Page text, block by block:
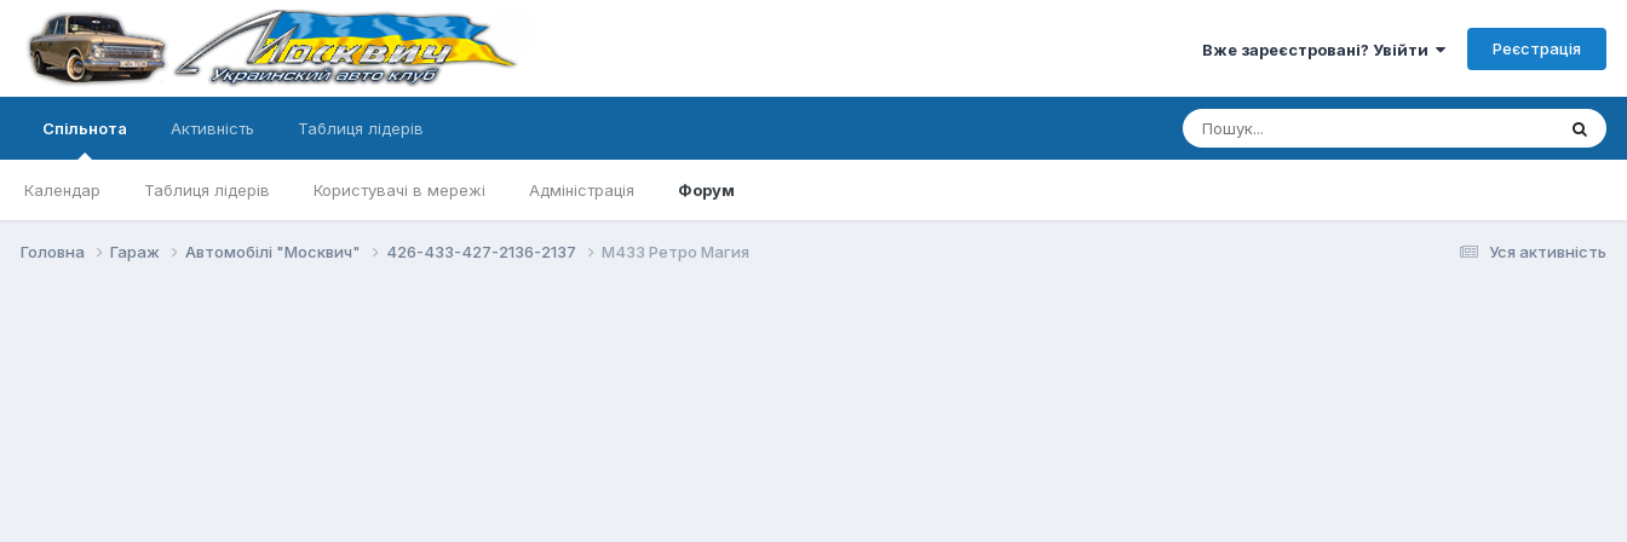
Вже зареєстровані? Увійти Реєстрація
Спільнота
Календар Таблиця лідерів Користувачі в мережі Адміністрація Форум
Активність Таблиця лідерів
Уся активність
Головна Гараж Автомобілі "Москвич" 426-433-427-2136-2137 М433 Ретро Магия